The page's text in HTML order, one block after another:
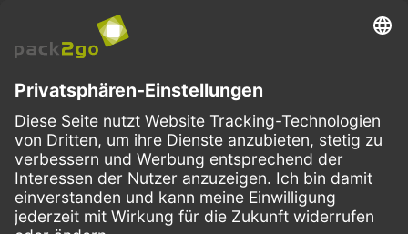
VERSANDARTEN
FacebookInstagramLinkedIn